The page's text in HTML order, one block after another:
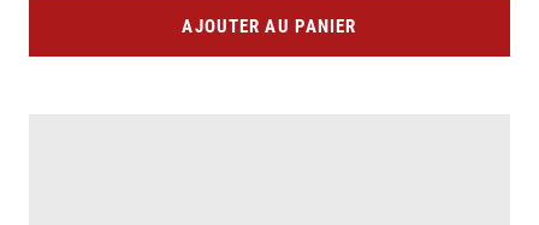
AJOUTER AU PANIER